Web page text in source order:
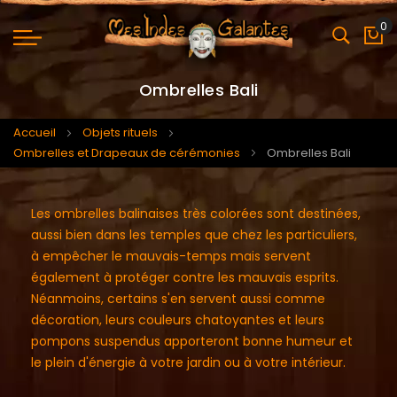
0
Ombrelles Bali
Accueil
Objets rituels
Ombrelles et Drapeaux de cérémonies
Ombrelles Bali
Les ombrelles balinaises très colorées sont destinées,
aussi bien dans les temples que chez les particuliers,
à empêcher le mauvais-temps mais servent
également à protéger contre les mauvais esprits.
Néanmoins, certains s'en servent aussi comme
décoration, leurs couleurs chatoyantes et leurs
pompons suspendus apporteront bonne humeur et
le plein d'énergie à votre jardin ou à votre intérieur.